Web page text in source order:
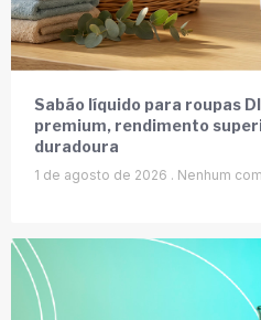
Sabão líquido para roupas
premium, rendimento
duradoura
1 de agosto de 2026 Nenhum